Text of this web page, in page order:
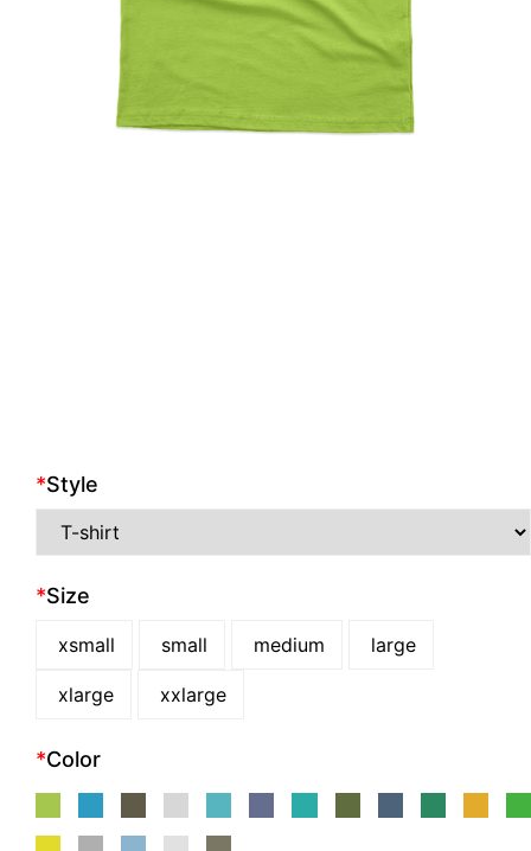
*Style
*Size
xsmall small medium large
xlarge xxlarge
*Color